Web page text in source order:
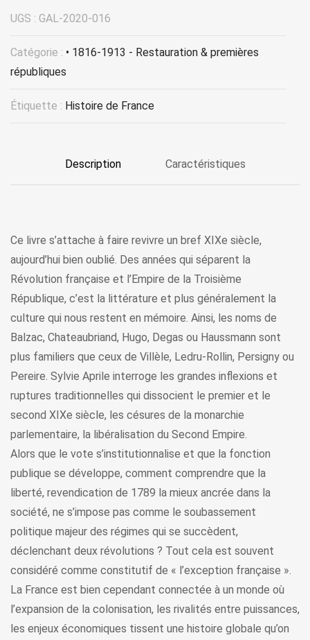
UGS : GAL-2020-016
Catégorie : • 1816-1913 - Restauration & premières
républiques
Étiquette : Histoire de France
Description Caractéristiques
Ce livre s’attache à faire revivre un bref XIXe siècle,
aujourd’hui bien oublié. Des années qui séparent la
Révolution française et l’Empire de la Troisième
République, c’est la littérature et plus généralement la
culture qui nous restent en mémoire. Ainsi, les noms de
Balzac, Chateaubriand, Hugo, Degas ou Haussmann sont
plus familiers que ceux de Villèle, Ledru-Rollin, Persigny ou
Pereire. Sylvie Aprile interroge les grandes inflexions et
ruptures traditionnelles qui dissocient le premier et le
second XIXe siècle, les césures de la monarchie
parlementaire, la libéralisation du Second Empire.
Alors que le vote s’institutionnalise et que la fonction
publique se développe, comment comprendre que la
liberté, revendication de 1789 la mieux ancrée dans la
société, ne s’impose pas comme le soubassement
politique majeur des régimes qui se succèdent,
déclenchant deux révolutions ? Tout cela est souvent
considéré comme constitutif de « l’exception française ».
La France est bien cependant connectée à un monde où
l’expansion de la colonisation, les rivalités entre puissances,
les enjeux économiques tissent une histoire globale qu’on